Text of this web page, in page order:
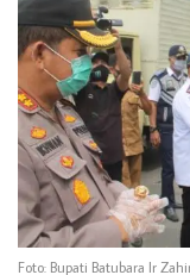
Foto: Bupati Batubara Ir